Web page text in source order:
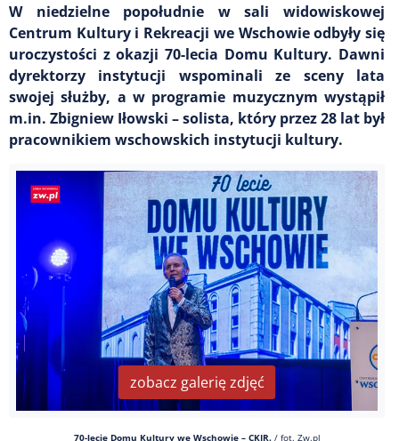
W niedzielne popołudnie w sali widowiskowej
Centrum Kultury i Rekreacji we Wschowie odbyły się
uroczystości z okazji 70-lecia Domu Kultury. Dawni
dyrektorzy instytucji wspominali ze sceny lata
swojej służby, a w programie muzycznym wystąpił
m.in. Zbigniew Iłowski – solista, który przez 28 lat był
pracownikiem wschowskich instytucji kultury.
zobacz galerię zdjęć
70-lecie Domu Kultury we Wschowie – CKIR./ fot. Zw.pl